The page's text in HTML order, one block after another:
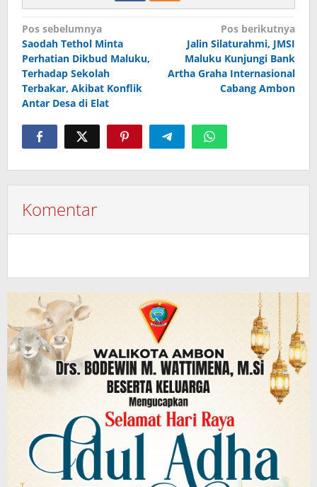
Navigasi
pos
Pos sebelumnya
Saodah Tethol Minta
Perhatian Dikbud Maluku,
Terhadap Sekolah
Terbakar, Akibat Konflik
Antar Desa di Elat
Pos berikutnya
Jalin Silaturahmi, JMSI
Maluku Kunjungi Bank
Artha Graha Internasional
Cabang Ambon
Komentar